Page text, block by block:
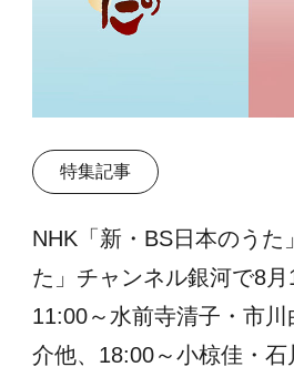
特集記事
NHK「新・BS日本のうた
た」チャンネル銀河で8
11:00～水前寺清子・市
介他、18:00～小椋佳・石